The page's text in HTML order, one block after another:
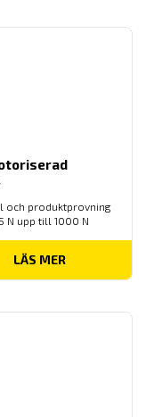
och produktprovning
N upp till 1000 N
LÄS MER